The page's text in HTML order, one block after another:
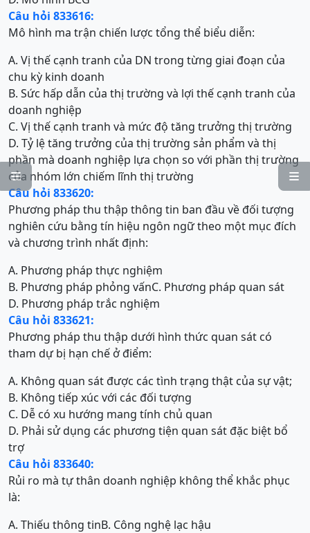


Câu hỏi 833616:
Mô hình ma trận chiến lược tổng thể biểu diễn:
A. Vị thế cạnh tranh của DN trong từng giai đoạn của
chu kỳ kinh doanh
B. Sức hấp dẫn của thị trường và lợi thế cạnh tranh của
doanh nghiệp
C. Vị thế cạnh tranh và mức độ tăng trưởng thị trường
D. Tỷ lệ tăng trưởng của thị trường sản phẩm và thị
phần mà doanh nghiệp lựa chọn so với phần thị trường
của nhóm lớn chiếm lĩnh thị trường
Câu hỏi 833620:
Phương pháp thu thập thông tin ban đầu về đối tượng
nghiên cứu bằng tín hiệu ngôn ngữ theo một mục đích
và chương trình nhất định:
A. Phương pháp thực nghiệm
B. Phương pháp phỏng vấnC. Phương pháp quan sát
D. Phương pháp trắc nghiệm
Câu hỏi 833621:
Phương pháp thu thập dưới hình thức quan sát có
tham dự bị hạn chế ở điểm:
A. Không quan sát được các tình trạng thật của sự vật;
B. Không tiếp xúc với các đối tượng
C. Dễ có xu hướng mang tính chủ quan
D. Phải sử dụng các phương tiện quan sát đặc biệt bổ
trợ
Câu hỏi 833640:
Rủi ro mà tự thân doanh nghiệp không thể khắc phục
là:
A. Thiếu thông tinB. Công nghệ lạc hậu